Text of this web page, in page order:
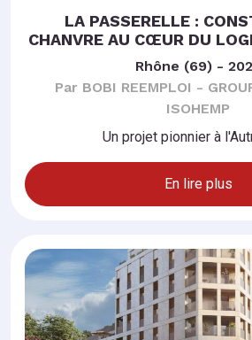
LA PASSERELLE :
CHANVRE AU CŒUR DU
Rhône (69) -
Par BOBI REEMPLOI -
ISOHEMP
Un projet pionnier à
En lire plus